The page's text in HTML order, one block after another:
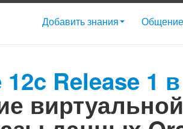
Добавить знания Общение
Release 1